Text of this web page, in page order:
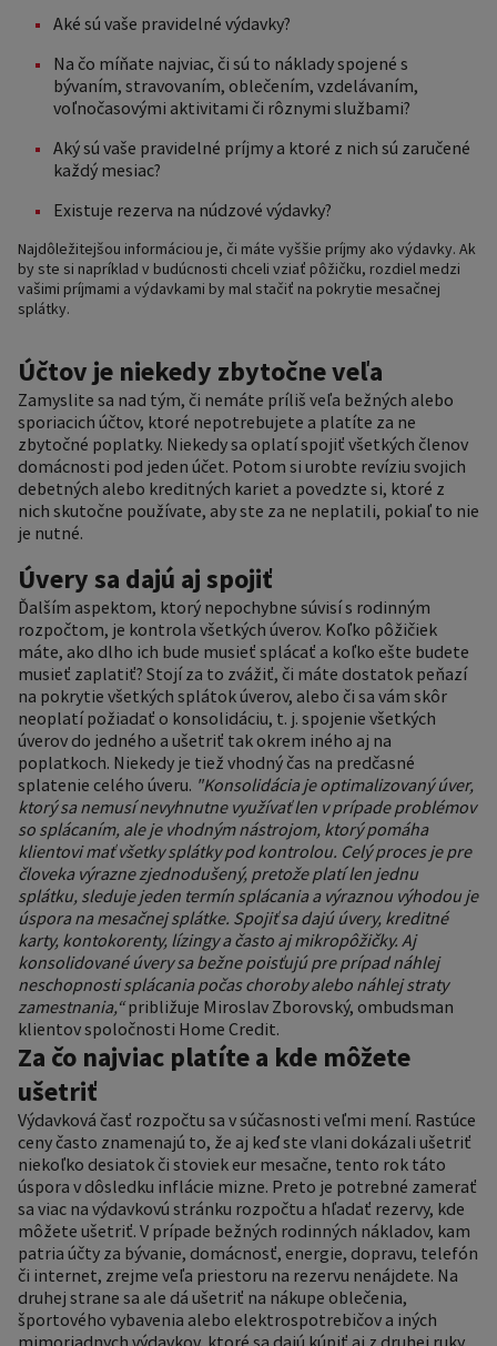
Aké sú vaše pravidelné výdavky?
Na čo míňate najviac, či sú to náklady spojené s
bývaním, stravovaním, oblečením, vzdelávaním,
voľnočasovými aktivitami či rôznymi službami?
Aký sú vaše pravidelné príjmy a ktoré z nich sú zaručené
každý mesiac?
Existuje rezerva na núdzové výdavky?
Najdôležitejšou informáciou je, či máte vyššie príjmy ako výdavky. Ak
by ste si napríklad v budúcnosti chceli vziať pôžičku, rozdiel medzi
vašimi príjmami a výdavkami by mal stačiť na pokrytie mesačnej
splátky.
Účtov je niekedy zbytočne veľa
Zamyslite sa nad tým, či nemáte príliš veľa bežných alebo
sporiacich účtov, ktoré nepotrebujete a platíte za ne
zbytočné poplatky. Niekedy sa oplatí spojiť všetkých členov
domácnosti pod jeden účet. Potom si urobte revíziu svojich
debetných alebo kreditných kariet a povedzte si, ktoré z
nich skutočne používate, aby ste za ne neplatili, pokiaľ to nie
je nutné.
Úvery sa dajú aj spojiť
Ďalším aspektom, ktorý nepochybne súvisí s rodinným
rozpočtom, je kontrola všetkých úverov. Koľko pôžičiek
máte, ako dlho ich bude musieť splácať a koľko ešte budete
musieť zaplatiť? Stojí za to zvážiť, či máte dostatok peňazí
na pokrytie všetkých splátok úverov, alebo či sa vám skôr
neoplatí požiadať o konsolidáciu, t. j. spojenie všetkých
úverov do jedného a ušetriť tak okrem iného aj na
poplatkoch. Niekedy je tiež vhodný čas na predčasné
splatenie celého úveru. "Konsolidácia je optimalizovaný úver,
ktorý sa nemusí nevyhnutne využívať len v prípade problémov
so splácaním, ale je vhodným nástrojom, ktorý pomáha
klientovi mať všetky splátky pod kontrolou. Celý proces je pre
človeka výrazne zjednodušený, pretože platí len jednu
splátku, sleduje jeden termín splácania a výraznou výhodou je
úspora na mesačnej splátke. Spojiť sa dajú úvery, kreditné
karty, kontokorenty, lízingy a často aj mikropôžičky. Aj
konsolidované úvery sa bežne poisťujú pre prípad náhlej
neschopnosti splácania počas choroby alebo náhlej straty
zamestnania,“približuje Miroslav Zborovský, ombudsman
klientov spoločnosti Home Credit.
Za čo najviac platíte a kde môžete
ušetriť
Výdavková časť rozpočtu sa v súčasnosti veľmi mení. Rastúce
ceny často znamenajú to, že aj keď ste vlani dokázali ušetriť
niekoľko desiatok či stoviek eur mesačne, tento rok táto
úspora v dôsledku inflácie mizne. Preto je potrebné zamerať
sa viac na výdavkovú stránku rozpočtu a hľadať rezervy, kde
môžete ušetriť. V prípade bežných rodinných nákladov, kam
patria účty za bývanie, domácnosť, energie, dopravu, telefón
či internet, zrejme veľa priestoru na rezervu nenájdete. Na
druhej strane sa ale dá ušetriť na nákupe oblečenia,
športového vybavenia alebo elektrospotrebičov a iných
mimoriadnych výdavkov, ktoré sa dajú kúpiť aj z druhej ruky